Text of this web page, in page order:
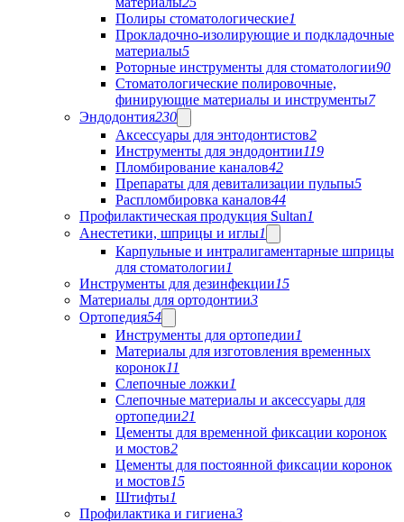
Полиры стоматологические1
Прокладочно-изолирующие и подкладочные
материалы5
Роторные инструменты для стоматологии90
Стоматологические полировочные,
финирующие материалы и инструменты7
Эндодонтия230
Аксессуары для энтодонтистов2
Инструменты для эндодонтии119
Пломбирование каналов42
Препараты для девитализации пульпы5
Распломбировка каналов44
Профилактическая продукция Sultan1
Анестетики, шприцы и иглы1
Карпульные и интралигаментарные шприцы
для стоматологии1
Инструменты для дезинфекции15
Материалы для ортодонтии3
Ортопедия54
Инструменты для ортопедии1
Материалы для изготовления временных
коронок11
Слепочные ложки1
Слепочные материалы и аксессуары для
ортопедии21
Цементы для временной фиксации коронок
и мостов2
Цементы для постоянной фиксации коронок
и мостов15
Штифты1
Профилактика и гигиена3